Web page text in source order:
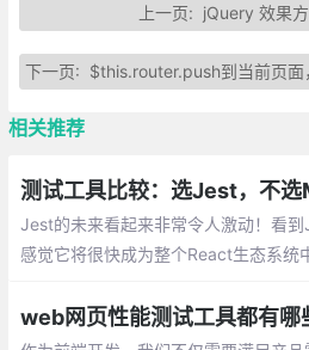
上一页: jQuery 效果
下一页: $this.router.push到当前页面，只是传
相关推荐
测试工具比较：选Jest，不
Jest的未来看起来非常令人激动！看
感觉它将很快成为整个React生态系统
web网页性能测试工具都有哪